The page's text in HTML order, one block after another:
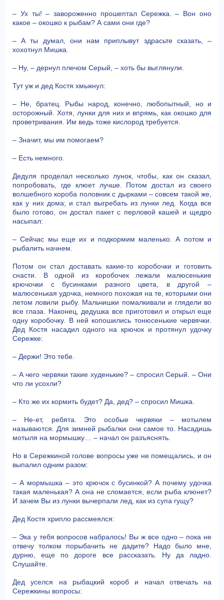
– Ух ты! – завороженно прошептал Сережка. – Вон оно
какое – окошко к рыбам? А сами они где?
– А ты думал, они нам приплывут здрасьте сказать, –
хохотнул Мишка.
– Ну, – дернул плечом Серый, – хоть бы выглянули.
Тут уж и дед Костя хмыкнул:
– Не, братец. Рыбы народ, конечно, любопытный, но и
осторожный. Хотя, лунки для них и впрямь, как окошко для
проветривания. Им ведь тоже кислород требуется.
– Значит, мы им помогаем?
– Есть немного.
Дедуля проделал несколько лунок, чтобы, как он сказал,
попробовать, где клюет лучше. Потом достал из своего
волшебного короба половник с дырками – совсем такой же,
как у них дома; и стал выгребать из лунки лед. Когда все
было готово, он достал пакет с перловой кашей и щедро
насыпал:
– Сейчас мы еще их и подкормим маленько. А потом и
рыбалить начнем.
Потом он стал доставать какие-то коробочки и готовить
снасти. В одной из коробочек лежали малюсенькие
крючочки с бусинками разного цвета, в другой –
малюсенькая удочка, немного похожая на те, которыми они
летом ловили рыбу. Мальчишки помалкивали и глядели во
все глаза. Наконец, дедушка все приготовил и открыл еще
одну коробочку. В ней копошились тонюсенькие червячки.
Дед Костя насадил одного на крючок и протянул удочку
Сережке:
– Держи! Это тебе.
– А чего червяки такие худенькие? – спросил Серый. – Они
что ли усохли?
– Кто же их кормить будет? Да, дед? – спросил Мишка.
– Не-ет, ребята. Это особые червяки – мотылем
называются. Для зимней рыбалки они самое то. Насадишь
мотыля на мормышку… – начал он разъяснять.
Но в Сережкиной голове вопросы уже не помещались, и он
выпалил одним разом:
– А мормышка – это крючок с бусинкой? А почему удочка
такая маленькая? А она не сломается, если рыба клюнет?
И зачем Вы из лунки вычерпали лед, как из супа гущу?
Дед Костя хрипло рассмеялся:
– Эка у тебя вопросов набралось! Вы ж все одно – пока не
отвечу толком порыбачить не дадите? Надо было мне,
дурню, еще по дороге все рассказать. Ну да ладно.
Слушайте.
Дед уселся на рыбацкий короб и начал отвечать на
Сережкины вопросы: